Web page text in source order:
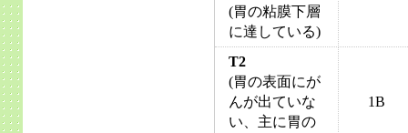
(胃の粘膜下層
に達している)
T2
(胃の表面にが
んが出ていな
い、主に胃の
1B